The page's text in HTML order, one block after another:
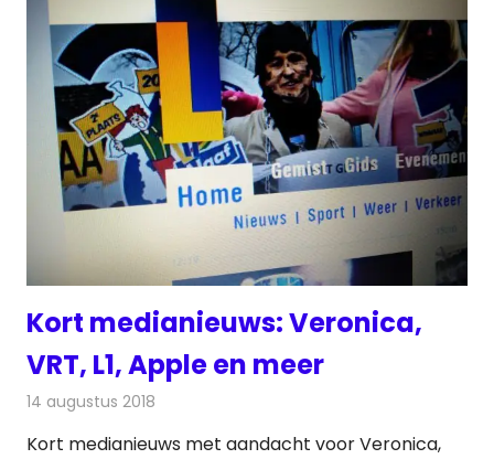
Kort medianieuws: Veronica,
VRT, L1, Apple en meer
14 augustus 2018
Kort medianieuws met aandacht voor Veronica,